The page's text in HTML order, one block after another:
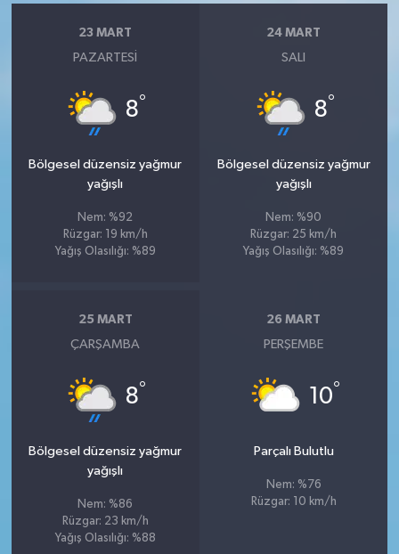
23 MART
PAZARTESI
8°
Bölgesel düzensiz yağmur
yağışlı
Nem: %92
Rüzgar: 19 km/h
Yağış Olasılığı: %89
24 MART
SALI
8°
Bölgesel düzensiz yağmur
yağışlı
Nem: %90
Rüzgar: 25 km/h
Yağış Olasılığı: %89
25 MART
ÇARŞAMBA
8°
Bölgesel düzensiz yağmur
yağışlı
Nem: %86
Rüzgar: 23 km/h
Yağış Olasılığı: %88
26 MART
PERŞEMBE
10°
Parçalı Bulutlu
Nem: %76
Rüzgar: 10 km/h